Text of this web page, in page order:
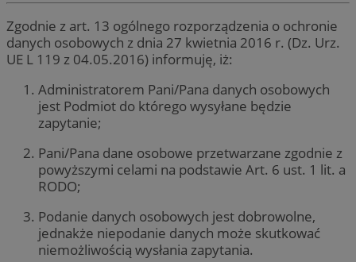
Zgodnie z art. 13 ogólnego rozporządzenia o ochronie
danych osobowych z dnia 27 kwietnia 2016 r. (Dz. Urz.
UE L 119 z 04.05.2016) informuję, iż:
Administratorem Pani/Pana danych osobowych
jest Podmiot do którego wysyłane będzie
zapytanie;
Pani/Pana dane osobowe przetwarzane zgodnie z
powyższymi celami na podstawie Art. 6 ust. 1 lit. a
RODO;
Podanie danych osobowych jest dobrowolne,
jednakże niepodanie danych może skutkować
niemożliwością wysłania zapytania.